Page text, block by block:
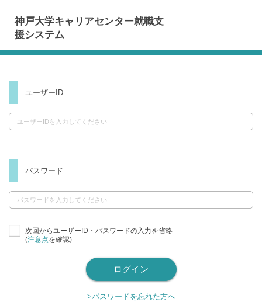
神戸大学キャリアセンター就職支
援システム
ユーザーID
パスワード
次回からユーザーID・パスワードの入力を省略
(注意点を確認)
>パスワードを忘れた方へ